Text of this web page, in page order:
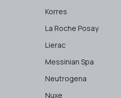
Korres
La Roche Posay
Lierac
Messinian Spa
Neutrogena
Nuxe